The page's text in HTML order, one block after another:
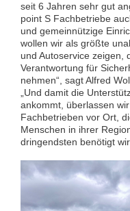
seit 6 Jahren sehr gut
point S Fachbetriebe
und gemeinnützige
wollen wir als größte
und Autoservice zeigen,
Verantwortung für
nehmen“, sagt Alfred
„Und damit die
ankommt, überlassen
Fachbetrieben vor Ort,
Menschen in ihrer
dringendsten benötigt